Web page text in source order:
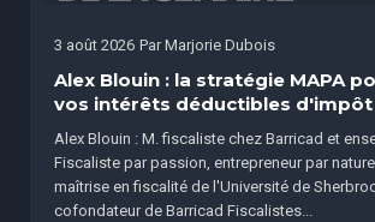
3 août 2026 Par Marjorie Dubois
Alex Blouin : la stratégie MAPA
vos intérêts déductibles d'impôt
Alex Blouin : M. fiscaliste chez Barricad et
Fiscaliste par passion, entrepreneur par
maîtrise en fiscalité de l'Université de
cofondateur de Barricad Fiscalistes...